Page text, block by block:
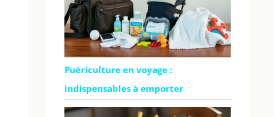
Puériculture en voyage :
indispensables à emporter